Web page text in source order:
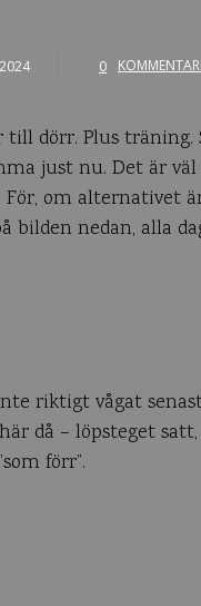
0
dörr. Plus
just nu. Det är
om alternativet
nedan, alla
riktigt vågat
då – löpsteget
förr”.